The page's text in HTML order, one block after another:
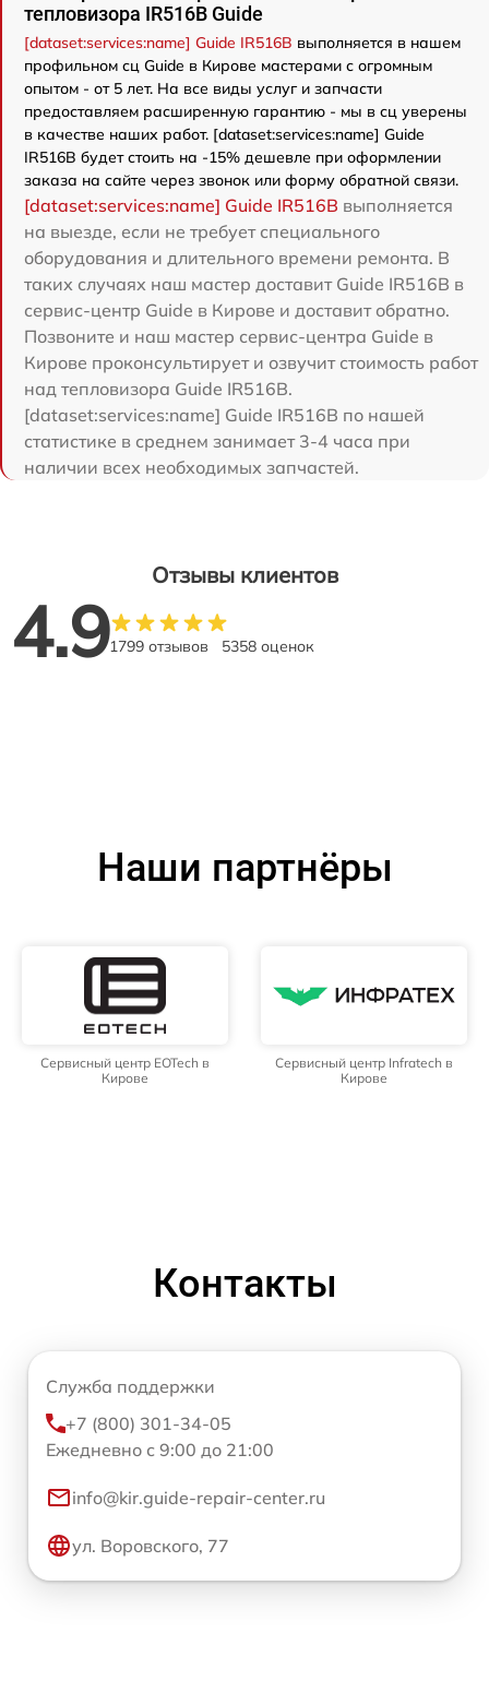
тепловизора IR516B Guide
[dataset:services:name] Guide IR516B выполняется в нашем
профильном сц Guide в Кирове мастерами с огромным
опытом - от 5 лет. На все виды услуг и запчасти
предоставляем расширенную гарантию - мы в сц уверены
в качестве наших работ. [dataset:services:name] Guide
IR516B будет стоить на -15% дешевле при оформлении
заказа на сайте через звонок или форму обратной связи.
[dataset:services:name] Guide IR516B выполняется
на выезде, если не требует специального
оборудования и длительного времени ремонта. В
таких случаях наш мастер доставит Guide IR516B в
сервис-центр Guide в Кирове и доставит обратно.
Позвоните и наш мастер сервис-центра Guide в
Кирове проконсультирует и озвучит стоимость работ
над тепловизора Guide IR516B.
[dataset:services:name] Guide IR516B по нашей
статистике в среднем занимает 3-4 часа при
наличии всех необходимых запчастей.
Отзывы клиентов
4.91799 отзывов 5358 оценок
Наши партнёры
Сервисный центр EOTech в
Кирове
Сервисный центр Infratech в
Кирове
Контакты
Служба поддержки
+7 (800) 301-34-05
Ежедневно с 9:00 до 21:00
info@kir.guide-repair-center.ru
ул. Воровского, 77